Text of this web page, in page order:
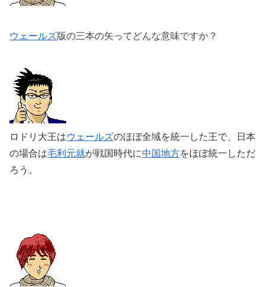
ウェールズ版の三本の矢ってどんな意味ですか？
ロドリ大王はウェールズのほぼ全域を統一した王で、日本
の場合は毛利元就が戦国時代に中国地方をほぼ統一しただ
ろう。